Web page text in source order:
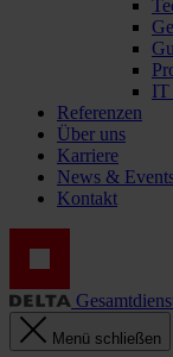
IT
Referenzen
Über uns
Karriere
News &
Kontakt
Menü schließen